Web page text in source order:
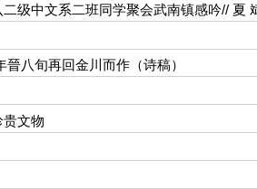
级中文系二班同学聚会武南镇感吟// 夏
八旬再回金川而作（诗稿）
文物